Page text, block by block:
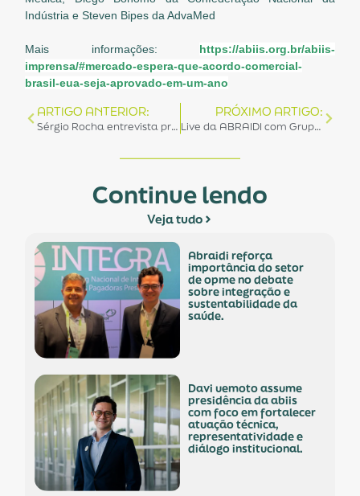
Indústria e Steven Bipes da AdvaMed
Mais informações: https://abiis.org.br/abiis-
imprensa/#mercado-espera-que-acordo-comercial-
brasil-eua-seja-aprovado-em-um-ano
ARTIGO ANTERIOR:
Sérgio Rocha entrevista presidente da Abeclin durante a Maratona de Lives da SAHE 21
PRÓXIMO ARTIGO:
Live da ABRAIDI com Grupo Mídia aborda mudanças tributárias recentes
Continue lendo
Veja tudo
abraidi reforça
importância do setor
de opme no debate
sobre integração e
sustentabilidade da
saúde.
davi uemoto assume
presidência da abiis
com foco em fortalecer
atuação técnica,
representatividade e
diálogo institucional.